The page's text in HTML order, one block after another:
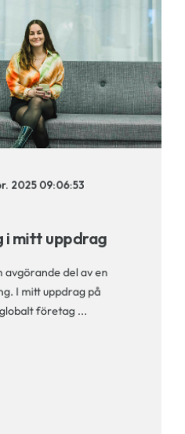
2025 09:06:53
i mitt uppdrag
del av en
I mitt uppdrag på
företag ...